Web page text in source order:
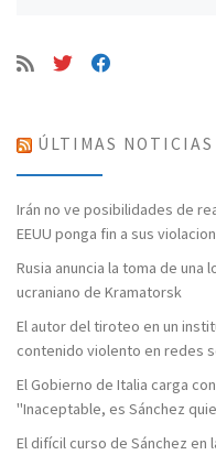
ÚLTIMAS NOTICIAS
Irán no ve posibilidades de
EEUU ponga fin a sus
Rusia anuncia la toma de
ucraniano de Kramatorsk
El autor del tiroteo en un
contenido violento en redes
El Gobierno de Italia carga
"Inaceptable, es Sánchez
El difícil curso de Sánchez en